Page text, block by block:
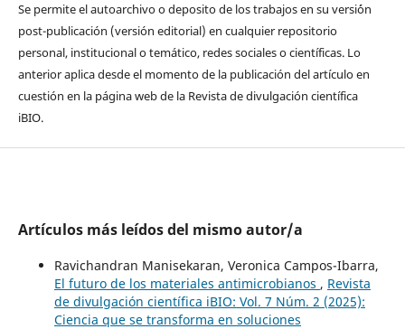
Se permite el autoarchivo o deposito de los trabajos en su versi´ón
post-publicación (versión editorial) en cualquier repositorio
personal, institucional o temático, redes sociales o científicas. Lo
anterior aplica desde el momento de la publicación del artículo en
cuestión en la página web de la Revista de divulgación científica
iBIO.
Artículos más leídos del mismo autor/a
Ravichandran Manisekaran, Veronica Campos-Ibarra,
El futuro de los materiales antimicrobianos , Revista
de divulgación científica iBIO: Vol. 7 Núm. 2 (2025):
Ciencia que se transforma en soluciones